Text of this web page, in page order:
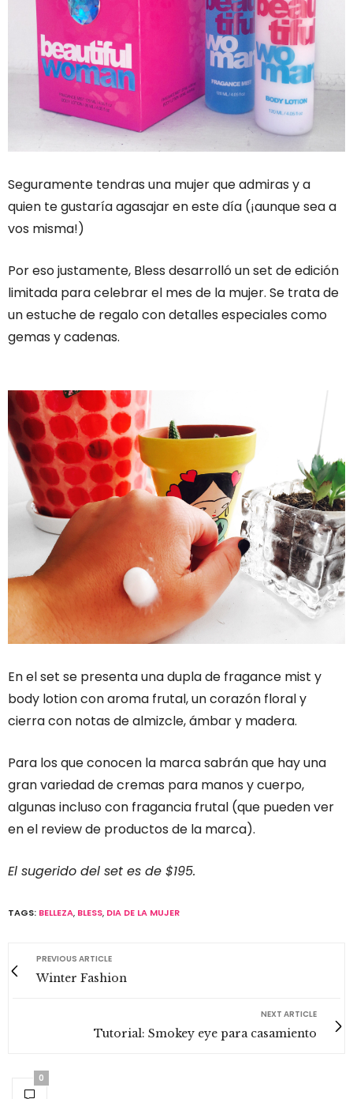
Seguramente tendras una mujer que admiras y a
quien te gustaría agasajar en este día (¡aunque sea a
vos misma!)
Por eso justamente, Bless desarrolló un set de edición
limitada para celebrar el mes de la mujer. Se trata de
un estuche de regalo con detalles especiales como
gemas y cadenas.
En el set se presenta una dupla de fragance mist y
body lotion con aroma frutal, un corazón floral y
cierra con notas de almizcle, ámbar y madera.
Para los que conocen la marca sabrán que hay una
gran variedad de cremas para manos y cuerpo,
algunas incluso con fragancia frutal (que pueden ver
en el review de productos de la marca).
El sugerido del set es de $195.
TAGS: BELLEZA, BLESS, DIA DE LA MUJER
PREVIOUS ARTICLE
Winter Fashion
NEXT ARTICLE
Tutorial: Smokey eye para casamiento
0